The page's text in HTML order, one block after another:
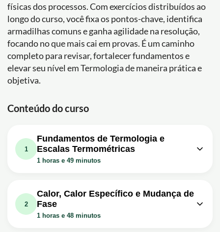
físicas dos processos. Com exercícios distribuídos ao
longo do curso, você fixa os pontos-chave, identifica
armadilhas comuns e ganha agilidade na resolução,
focando no que mais cai em provas. É um caminho
completo para revisar, fortalecer fundamentos e
elevar seu nível em Termologia de maneira prática e
objetiva.
Conteúdo do curso
1
Fundamentos de Termologia e
Escalas Termométricas
1 horas e 49 minutos
CONCEITOS FUNDAMENTAIS - Aula 1 -
Prof. Boaro
Exercício: Qual é a principal diferença entre temperatura
2
Calor, Calor Específico e Mudança de
Fase
1 horas e 48 minutos